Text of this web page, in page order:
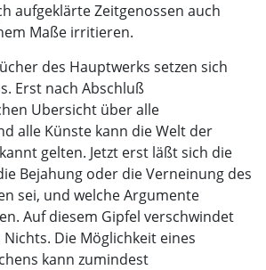
aufgeklärte Zeitgenossen auch
Maße irritieren.
des Hauptwerks setzen sich
Erst nach Abschluß
Ubersicht über alle
alle Künste kann die Welt der
gelten. Jetzt erst läßt sich die
Bejahung oder die Verneinung des
sei, und welche Argumente
Auf diesem Gipfel verschwindet
Die Möglichkeit eines
kann zumindest